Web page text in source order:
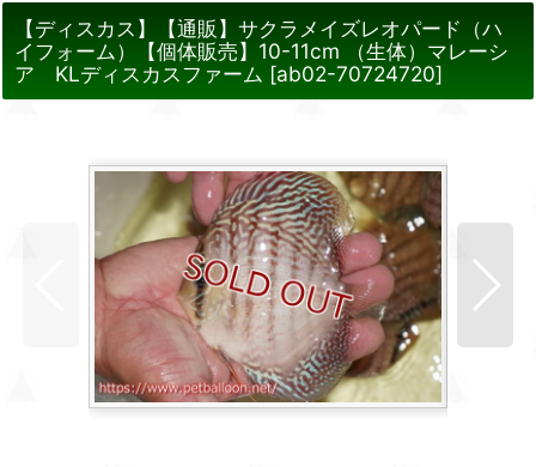
【ディスカス】【通販】サクラメイズレオパード（ハ
イフォーム）【個体販売】10-11cm （生体）マレーシ
ア KLディスカスファーム [ab02-70724720]